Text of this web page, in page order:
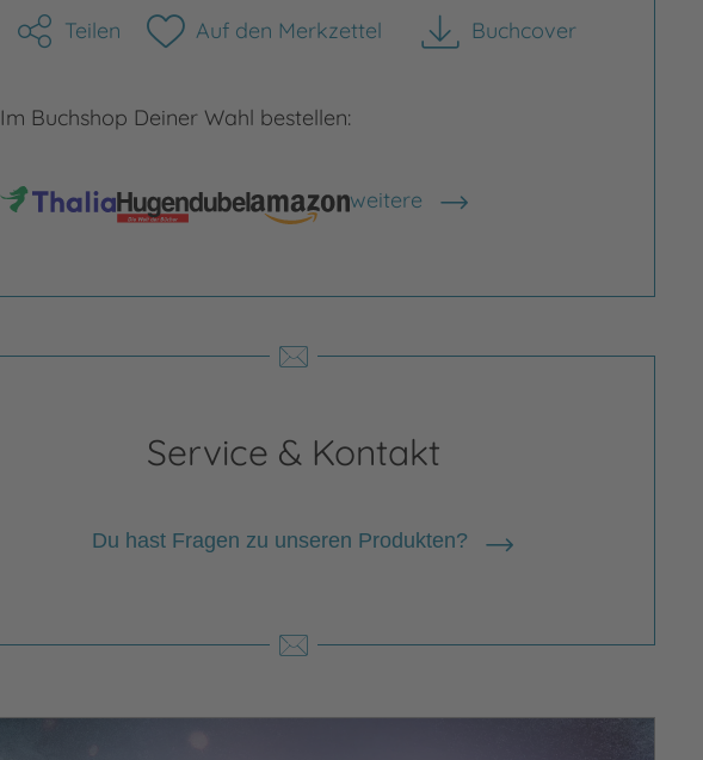
Bild vergrößern
Teilen Auf den Merkzettel Buchcover
herunterladen
Im Buchshop Deiner Wahl bestellen:
weitere
Shops anzeigen
Service & Kontakt
Du hast Fragen zu unseren Produkten?